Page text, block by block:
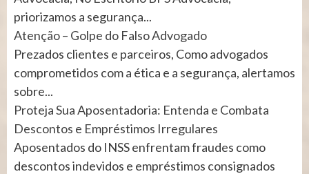
priorizamos a segurança...
Atenção – Golpe do Falso Advogado
Prezados clientes e parceiros, Como advogados
comprometidos com a ética e a segurança, alertamos
sobre...
Proteja Sua Aposentadoria: Entenda e Combata
Descontos e Empréstimos Irregulares
Aposentados do INSS enfrentam fraudes como
descontos indevidos e empréstimos consignados